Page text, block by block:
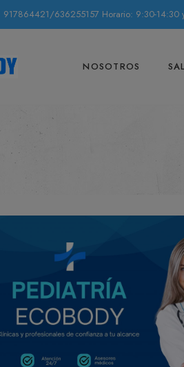
917864421/636255157 Horario: 9:30-14:30
NOSOTROS